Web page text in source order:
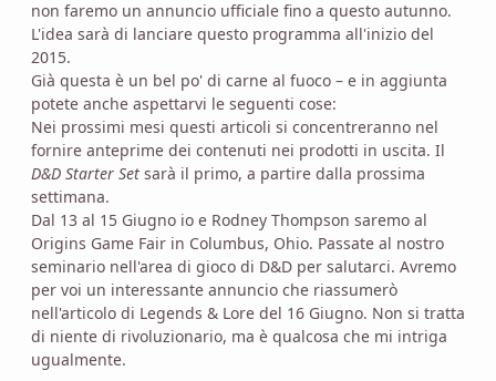
non faremo un annuncio ufficiale fino a questo autunno.
L'idea sarà di lanciare questo programma all'inizio del
2015.
Già questa è un bel po' di carne al fuoco – e in aggiunta
potete anche aspettarvi le seguenti cose:
Nei prossimi mesi questi articoli si concentreranno nel
fornire anteprime dei contenuti nei prodotti in uscita. Il
D&D Starter Set sarà il primo, a partire dalla prossima
settimana.
Dal 13 al 15 Giugno io e Rodney Thompson saremo al
Origins Game Fair in Columbus, Ohio. Passate al nostro
seminario nell'area di gioco di D&D per salutarci. Avremo
per voi un interessante annuncio che riassumerò
nell'articolo di Legends & Lore del 16 Giugno. Non si tratta
di niente di rivoluzionario, ma è qualcosa che mi intriga
ugualmente.